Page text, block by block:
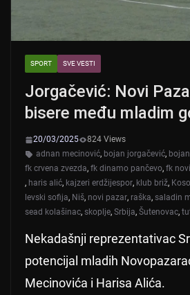
SPORT SVE VESTI
Jorgačević: Novi
bisere među mladim
20/03/2025
824 Views
adnan mecinović, bojan jorgačević,
fk crvena zvezda, fk dinamo pančevo, fk
, haris alić, kajzeri erdžijespor, klub briž,
levski sofija, Niš, novi pazar, raška, saladin
sead kolašinac, skoplje, Srbija, Šutenovac,
Nekadašnji reprezentativac
potencijal mladih
Mecinovića i Harisa Alića.